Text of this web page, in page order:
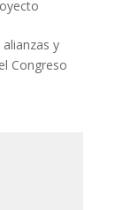
y
Congreso